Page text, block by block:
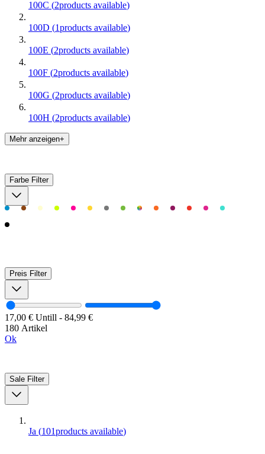
100C (2products available)
100D (1products available)
100E (2products available)
100F (2products available)
100G (2products available)
100H (2products available)
Mehr anzeigen+
Farbe Filter
Preis Filter
17,00 € Untill - 84,99 €
180 Artikel
Ok
Sale Filter
Ja (101products available)